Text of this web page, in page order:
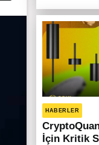
HABERLER
İçin Kritik